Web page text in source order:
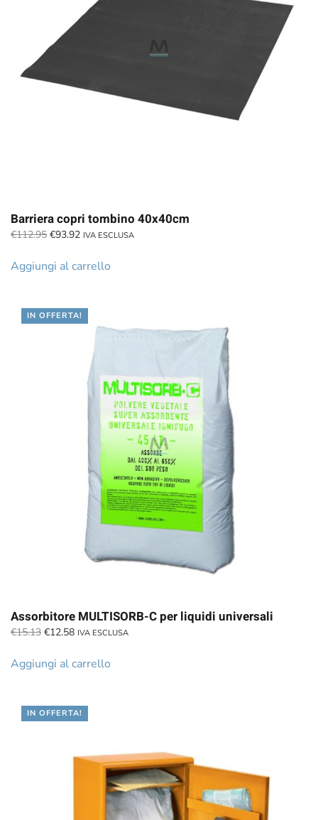
Barriera copri tombino 40x40cm
€112.95 Il
originale
€93.92Il
attuale
IVA ESCLUSA
Aggiungi al carrello
IN OFFERTA!
Assorbitore MULTISORB-C per liquidi universali
€15.13 Il
originale
€12.58Il
attuale
IVA ESCLUSA
Aggiungi al carrello
IN OFFERTA!